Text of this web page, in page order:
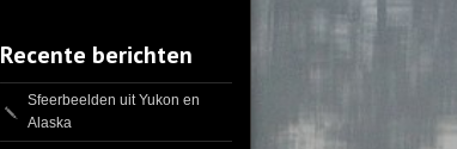
Recente berichten
Sfeerbeelden uit Yukon en
Alaska